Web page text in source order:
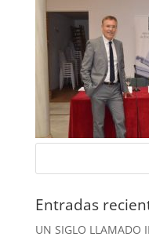
Entradas
UN SIGLO LLAMADO